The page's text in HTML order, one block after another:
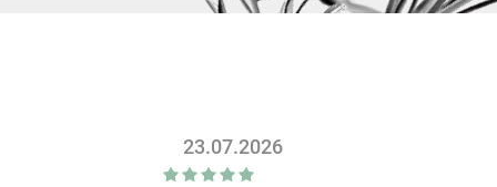
23.07.2026